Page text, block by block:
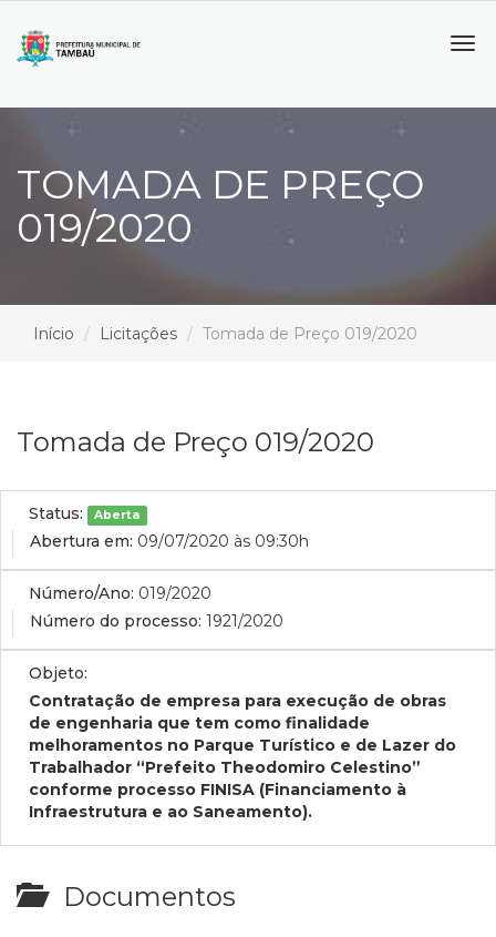
TOMADA DE PREÇO
019/2020
Início Licitações Tomada de Preço 019/2020
Tomada de Preço 019/2020
Status: Aberta
Abertura em: 09/07/2020 às 09:30h
Número/Ano: 019/2020
Número do processo: 1921/2020
Objeto:
Contratação de empresa para execução de obras
de engenharia que tem como finalidade
melhoramentos no Parque Turístico e de Lazer do
Trabalhador “Prefeito Theodomiro Celestino”
conforme processo FINISA (Financiamento à
Infraestrutura e ao Saneamento).
Documentos